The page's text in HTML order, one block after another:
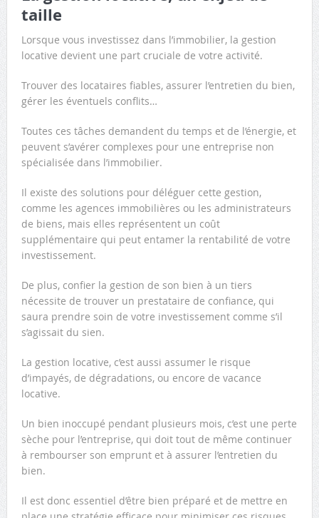
taille
Lorsque vous investissez dans l’immobilier, la gestion
locative devient une part cruciale de votre activité.
Trouver des locataires fiables, assurer l’entretien du bien,
gérer les éventuels conflits…
Toutes ces tâches demandent du temps et de l’énergie, et
peuvent s’avérer complexes pour une entreprise non
spécialisée dans l’immobilier.
Il existe des solutions pour déléguer cette gestion,
comme les agences immobilières ou les administrateurs
de biens, mais elles représentent un coût
supplémentaire qui peut entamer la rentabilité de votre
investissement.
De plus, confier la gestion de son bien à un tiers
nécessite de trouver un prestataire de confiance, qui
saura prendre soin de votre investissement comme s’il
s’agissait du sien.
La gestion locative, c’est aussi assumer le risque
d’impayés, de dégradations, ou encore de vacance
locative.
Un bien inoccupé pendant plusieurs mois, c’est une perte
sèche pour l’entreprise, qui doit tout de même continuer
à rembourser son emprunt et à assurer l’entretien du
bien.
Il est donc essentiel d’être bien préparé et de mettre en